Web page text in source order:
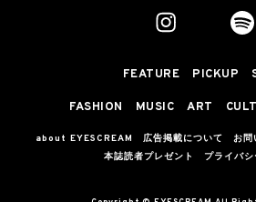
FEATURE PICKUP
FASHION MUSIC ART
about EYESCREAM 広告掲載について
お問
本誌読者プレゼント
プライバ